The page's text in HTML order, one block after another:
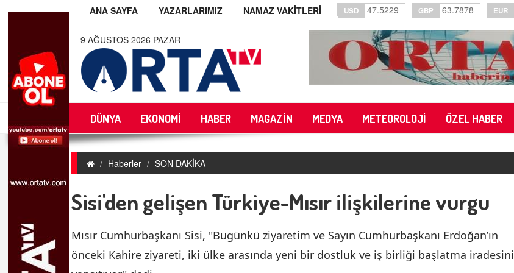
ANA SAYFA YAZARLARIMIZ NAMAZ VAKİTLERİ USD 47.5229 GBP 63.7878 EUR
9 AĞUSTOS 2026 PAZAR
DÜNYA EKONOMİ HABER MAGAZİN MEDYA METEOROLOJİ ÖZEL HABER
Haberler SON DAKİKA
Sisi'den gelişen Türkiye-Mısır ilişkilerine vurgu
Mısır Cumhurbaşkanı Sisi, "Bugünkü ziyaretim ve Sayın Cumhurbaşkanı Erdoğan’ın
önceki Kahire ziyareti, iki ülke arasında yeni bir dostluk ve iş birliği başlatma iradesini